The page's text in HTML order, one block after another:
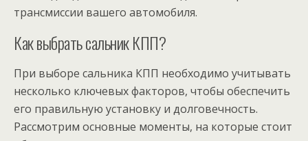
трансмиссии вашего автомобиля.
Как выбрать сальник КПП?
При выборе сальника КПП необходимо учитывать
несколько ключевых факторов, чтобы обеспечить
его правильную установку и долговечность.
Рассмотрим основные моменты, на которые стоит